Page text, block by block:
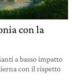
con la
a basso impatto
con il rispetto